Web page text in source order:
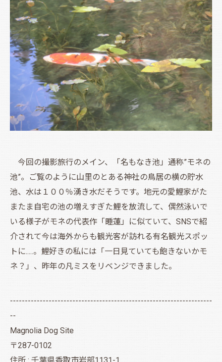
今回の撮影旅行のメイン、「名もなき池」通称”モネの
池”。ご覧のように山里のとある神社の鳥居の横の貯水
池、水は１００％湧き水だそうです。地元の愛鯉家がた
またま自宅の池の増えすぎた鯉を放流して、偶然泳いで
いる様子がモネの代表作「睡蓮」に似ていて、SNSで紹
介されて今は海外からも観光客が訪れる有名観光スポッ
トに.....。鯉好きの私には「一日見ていても飽きないかモ
ネ？」、昨年の凡ミスをリベンジできました。
--------------------------------------------------------------------
--
Magnolia Dog Site
〒287-0102